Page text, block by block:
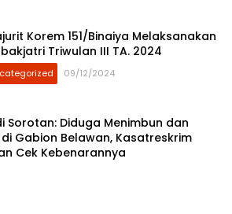
Korem 151/Binaiya Melaksanakan
Triwulan III TA. 2024
09/12/2024
Sorotan: Diduga Menimbun dan
di Gabion Belawan, Kasatreskrim
Cek Kebenarannya